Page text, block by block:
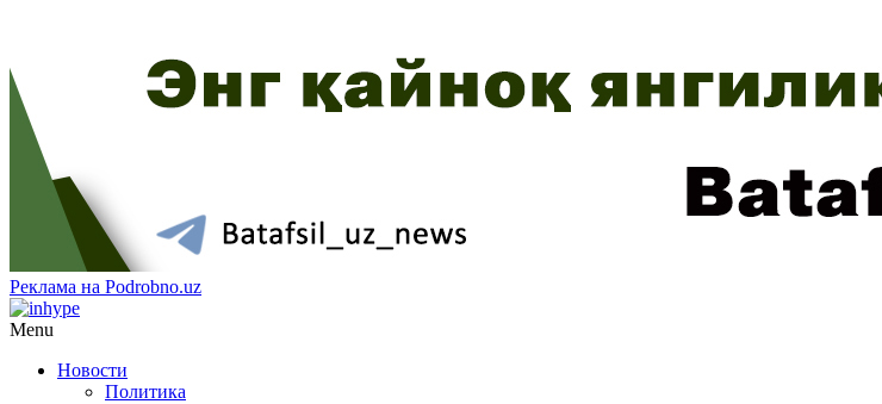
Реклама на Podrobno.uz
Menu
Новости
Политика